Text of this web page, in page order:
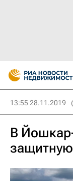
13:55 28.11.2019
В